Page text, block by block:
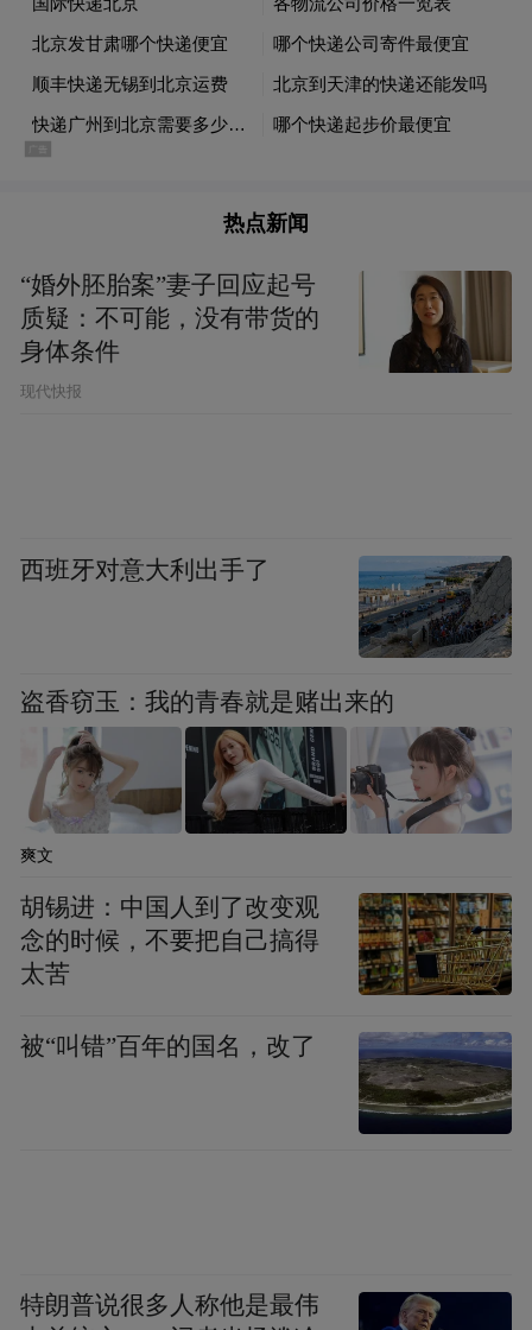
热点新闻
“婚外胚胎案”妻子回应起号
质疑：不可能，没有带货的
身体条件
现代快报
西班牙对意大利出手了
盗香窃玉：我的青春就是赌出来的
爽文
胡锡进：中国人到了改变观
念的时候，不要把自己搞得
太苦
被“叫错”百年的国名，改了
特朗普说很多人称他是最伟